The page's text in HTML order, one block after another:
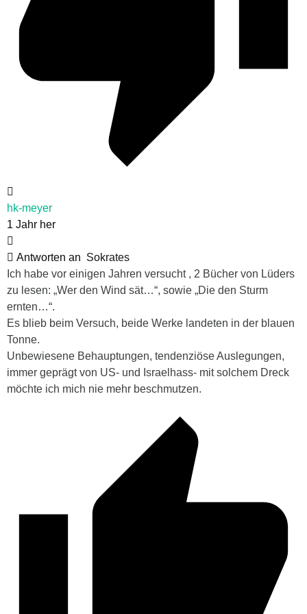
hk-meyer
1 Jahr her
Antworten an Sokrates
Ich habe vor einigen Jahren versucht , 2 Bücher von Lüders
zu lesen: „Wer den Wind sät…“, sowie „Die den Sturm
ernten…“.
Es blieb beim Versuch, beide Werke landeten in der blauen
Tonne.
Unbewiesene Behauptungen, tendenziöse Auslegungen,
immer geprägt von US- und Israelhass- mit solchem Dreck
möchte ich mich nie mehr beschmutzen.